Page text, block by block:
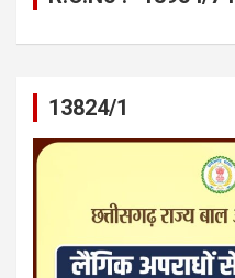
13824/1